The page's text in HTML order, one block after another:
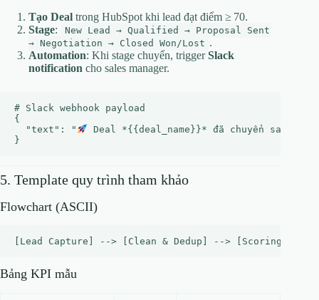
Tạo Deal trong HubSpot khi lead đạt điểm ≥ 70.
Stage:
New Lead → Qualified → Proposal Sent
→ Negotiation → Closed Won/Lost .
Automation: Khi stage chuyển, triggerSlack
notification cho sales manager.
# Slack webhook payload
{
  "text": "
Deal *{{deal_name}}* đã chuyển sang
5. Template quy trình tham khảo
Flowchart (ASCII)
Bảng KPI mẫu